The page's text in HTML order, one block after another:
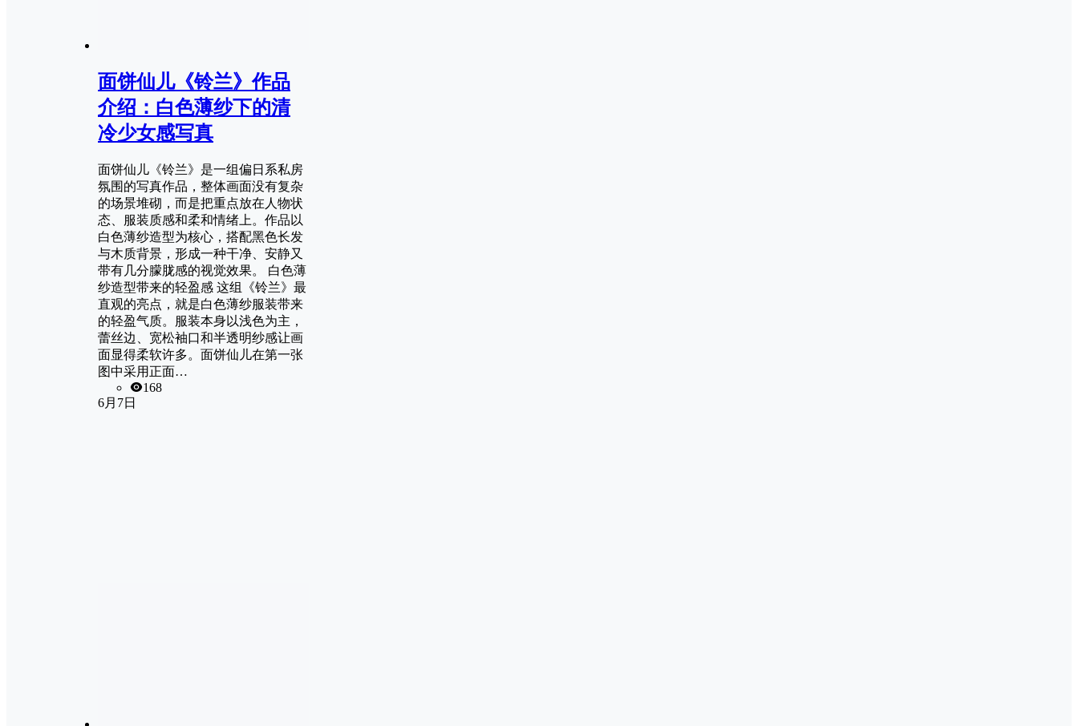
面饼仙儿《铃兰》作品
介绍：白色薄纱下的清
冷少女感写真
面饼仙儿《铃兰》是一组偏日系私房
氛围的写真作品，整体画面没有复杂
的场景堆砌，而是把重点放在人物状
态、服装质感和柔和情绪上。作品以
白色薄纱造型为核心，搭配黑色长发
与木质背景，形成一种干净、安静又
带有几分朦胧感的视觉效果。 白色薄
纱造型带来的轻盈感 这组《铃兰》最
直观的亮点，就是白色薄纱服装带来
的轻盈气质。服装本身以浅色为主，
蕾丝边、宽松袖口和半透明纱感让画
面显得柔软许多。面饼仙儿在第一张
图中采用正面…
168
6月7日